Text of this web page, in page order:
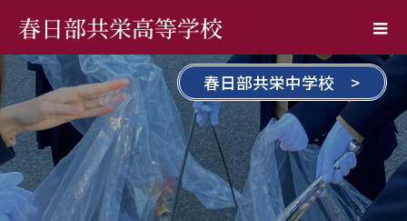
春日部共栄高等学校
春日部共栄中学校 >